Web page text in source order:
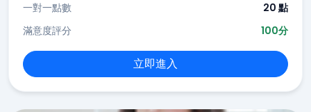
一對一點數
20 點
滿意度評分
100分
立即進入